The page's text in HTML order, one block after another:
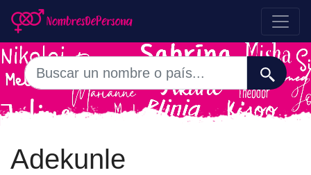
Adekunle